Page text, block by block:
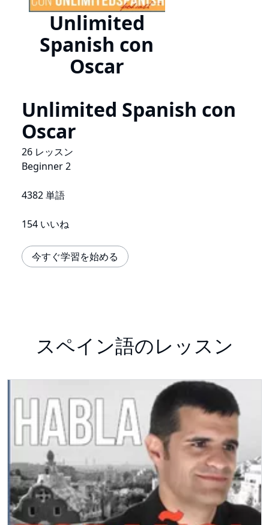
Unlimited
Spanish con
Oscar
Unlimited Spanish con
Oscar
26 レッスン
Beginner 2
4382 単語
154 いいね
今すぐ学習を始める
スペイン語のレッスン